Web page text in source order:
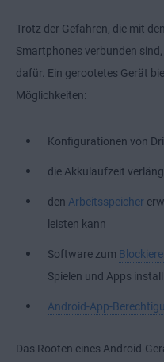
Trotz der Gefahren, die mit
Smartphones verbunden
dafür. Ein gerootetes Gerät
Möglichkeiten:
Konfigurationen von
die Akkulaufzeit
den Arbeitsspeicher
leisten kann
Software zum
Spielen und Apps
Android-App-
Das Rooten eines Android-